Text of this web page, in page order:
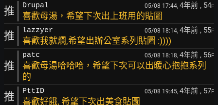
推 Drupal 05/08 17:44, 4年前 , 54F
喜歡母湯，希望下次出上班用的貼圖
推 lazzyer 05/08 18:14, 4年前 , 55F
喜歡我就爛,希望出辦公室系列貼圖 :))))
推
patc 05/08 18:18, 4年前 , 56F
喜歡母湯哈哈哈，希望下次可以出暖心抱抱系列
的
推 PttID 05/08 19:45, 4年前 , 57F
喜歡好餓, 希望下次出美食貼圖